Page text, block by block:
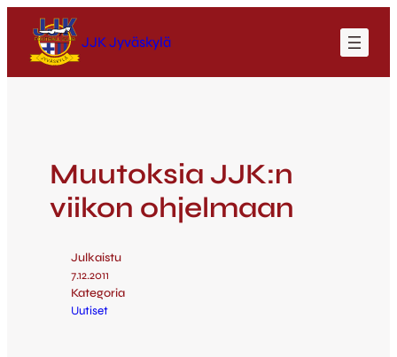
JJK Jyväskylä
Muutoksia JJK:n
viikon ohjelmaan
Julkaistu
7.12.2011
Kategoria
Uutiset